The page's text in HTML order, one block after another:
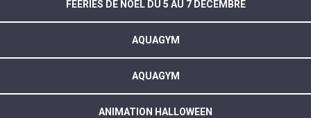
FEERIES DE NOËL DU 5 AU 7 DECEMBRE
AQUAGYM
AQUAGYM
ANIMATION HALLOWEEN